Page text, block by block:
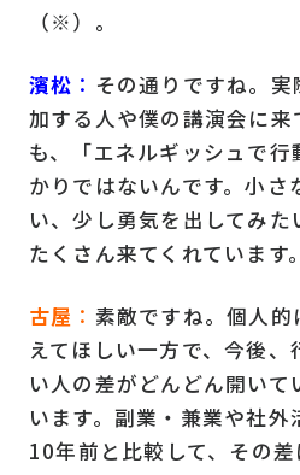
（※）。
濱松 ： その通りですね。
加する人や僕の講演会に
も、「エネルギッシュで
かりではないんです。小さ
い、少し勇気を出してみ
たくさん来てくれています。
古屋 ： 素敵ですね。個人
えてほしい一方で、今後
い人の差がどんどん開いて
います。副業・兼業や社外
10年前と比較して、その